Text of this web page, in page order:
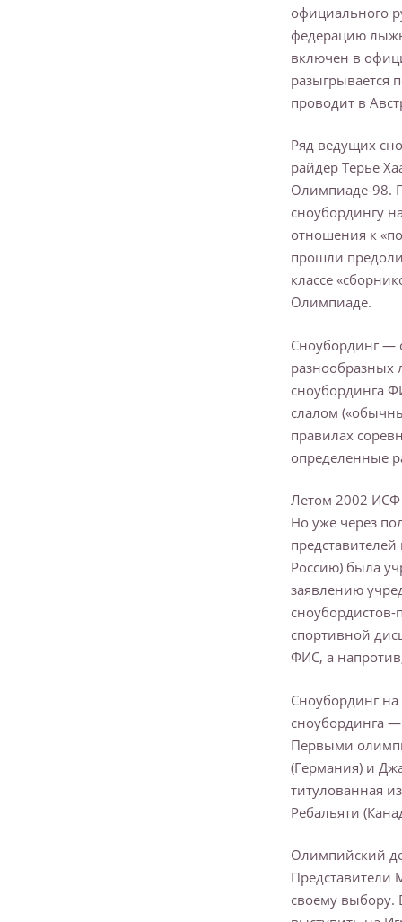
официального
федерацию
включен в
разыгрывается
проводит в
Ряд ведущих
райдер Терье
Олимпиаде-98.
сноубордингу
отношения к
прошли
классе
Олимпиаде.
Сноубординг —
разнообразных
сноубординга
слалом
правилах
определенные
Летом 2002 ИСФ
Но уже через
Россию) была
заявлению
сноубордистов-
спортивной
ФИС, а
Сноубординг
сноубординга
Первыми
(Германия) и
титулованная
Ребальяти
Олимпийский
Представители
своему выбору.